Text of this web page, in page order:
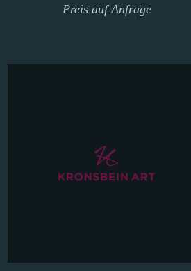
Preis auf Anfrage